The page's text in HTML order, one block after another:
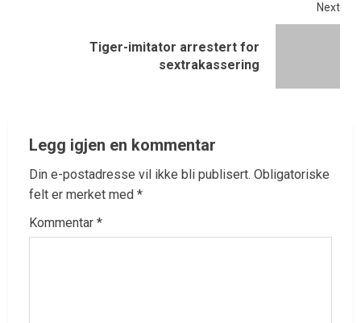
Next
Tiger-imitator arrestert for
sextrakassering
Legg igjen en kommentar
Din e-postadresse vil ikke bli publisert. Obligatoriske
felt er merket med *
Kommentar *